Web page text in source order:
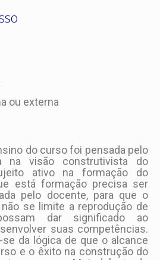
ou externa
do curso foi pensada pelo
na visão construtivista do
ativo na formação do
está formação precisa ser
pelo docente, para que o
se limite a reprodução de
dar significado ao
suas competências.
da lógica de que o alcance
e o êxito na construção do